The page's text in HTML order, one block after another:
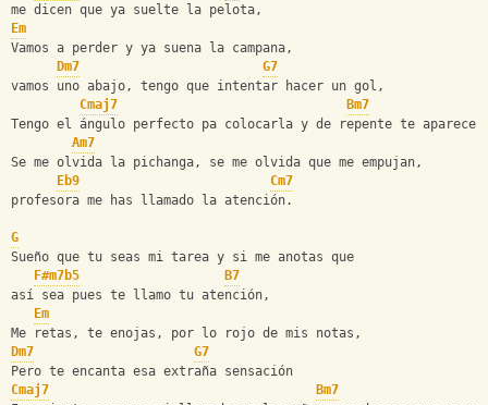
me dicen que ya suelte la pelota,
Em
Vamos a perder y ya suena la campana,
Dm7
G7
vamos uno abajo, tengo que intentar hacer un gol,
Cmaj7
Bm7
Tengo el ángulo perfecto pa colocarla y de repente te
Am7
Se me olvida la pichanga, se me olvida que me empujan,
Eb9
Cm7
profesora me has llamado la atención.
G
Sueño que tu seas mi tarea y si me anotas que
F#m7b5
B7
así sea pues te llamo tu atención,
Em
Me retas, te enojas, por lo rojo de mis notas,
Dm7
G7
Pero te encanta esa extraña sensación
Cmaj7
Bm7